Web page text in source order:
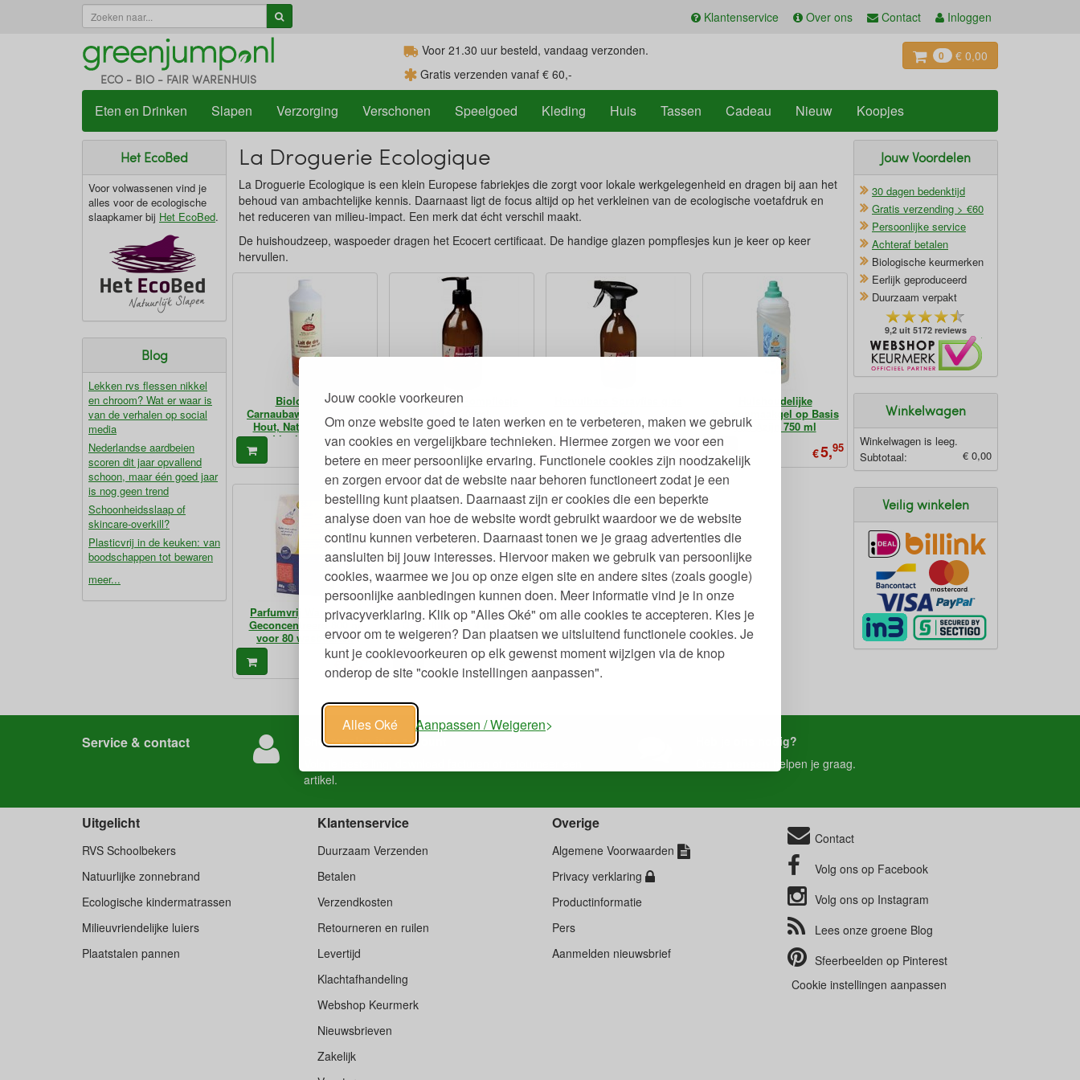
Jouw cookie voorkeuren
Om onze website goed te laten werken en te verbeteren, maken we gebruik
van cookies en vergelijkbare technieken. Hiermee zorgen we voor een
betere en meer persoonlijke ervaring. Functionele cookies zijn noodzakelijk
en zorgen ervoor dat de website naar behoren functioneert zodat je een
bestelling kunt plaatsen. Daarnaast zijn er cookies die een beperkte
analyse doen van hoe de website wordt gebruikt waardoor we de website
continu kunnen verbeteren. Daarnaast tonen we je graag advertenties die
aansluiten bij jouw interesses. Hiervoor maken we gebruik van persoonlijke
cookies, waarmee we jou op onze eigen site en andere sites (zoals google)
persoonlijke aanbiedingen kunnen doen. Meer informatie vind je in onze
privacyverklaring. Klik op "Alles Oké" om alle cookies te accepteren. Kies je
ervoor om te weigeren? Dan plaatsen we uitsluitend functionele cookies. Je
kunt je cookievoorkeuren op elk gewenst moment wijzigen via de knop
onderop de site "cookie instellingen aanpassen".
Alles Oké Aanpassen / Weigeren
Klantenservice Over ons Contact Inloggen
ECO - BIO - FAIR WARENHUIS
0 € 0,00
Voor 21.30 uur besteld, vandaag verzonden.
Gratis verzenden vanaf € 60,-
Eten en Drinken Slapen Verzorging Verschonen Speelgoed Kleding Huis Tassen Cadeau Nieuw Koopjes
Het EcoBed
Voor volwassenen vind je
alles voor de ecologische
slaapkamer bij Het EcoBed.
Blog
Lekken rvs flessen nikkel
en chroom? Wat er waar is
van de verhalen op social
media
Nederlandse aardbeien
scoren dit jaar opvallend
schoon, maar één goed jaar
is nog geen trend
Schoonheidsslaap of
skincare-overkill?
Plasticvrij in de keuken: van
boodschappen tot bewaren
meer...
La Droguerie Ecologique
La Droguerie Ecologique is een klein Europese fabriekjes die zorgt voor lokale werkgelegenheid en dragen bij aan het
behoud van ambachtelijke kennis. Daarnaast ligt de focus altijd op het verkleinen van de ecologische voetafdruk en
het reduceren van milieu-impact. Een merk dat écht verschil maakt.
De huishoudzeep, waspoeder dragen het Ecocert certificaat. De handige glazen pompflesjes kun je keer op keer
hervullen.
Biologische
Carnaubawasmelk voor
Hout, Natuursteen en
Linoleum 1 L
€14,95
Hervulbaar Pompflesje
Glas 300ml
7,49 9, 95
Huishoudelijke
Schoonmaakgel op Basis
van Azijn 750 ml
€5,95
Parfumvrij Waspoeder
Geconcentreerd 800 gr
voor 80 wasbeurten
12, 49
Zwavelvrije Lucifers FSC
Gecertificeerd 4 doosjes
4,95
Jouw Voordelen
30 dagen bedenktijd
Gratis verzending > €60
Persoonlijke service
Achteraf betalen
Biologische keurmerken
Eerlijk geproduceerd
Duurzaam verpakt
9,2 uit 5172 reviews
Winkelwagen
Winkelwagen is leeg.
Subtotaal:
€ 0,00
Veilig winkelen
Service & contact
Snel regelen in je account
artikel.
Heb je ons nodig?
helpen je graag.
Klantenservice
Duurzaam Verzenden
Betalen
Verzendkosten
Retourneren en ruilen
Levertijd
Klachtafhandeling
Webshop Keurmerk
Nieuwsbrieven
Zakelijk
Uitgelicht
RVS Schoolbekers
Natuurlijke zonnebrand
Ecologische kindermatrassen
Milieuvriendelijke luiers
Plaatstalen pannen
Overige
Algemene Voorwaarden
Privacy verklaring
Productinformatie
Pers
Aanmelden nieuwsbrief
Contact
Volg ons op Facebook
Volg ons op Instagram
Lees onze groene Blog
Sfeerbeelden op Pinterest
Cookie instellingen aanpassen